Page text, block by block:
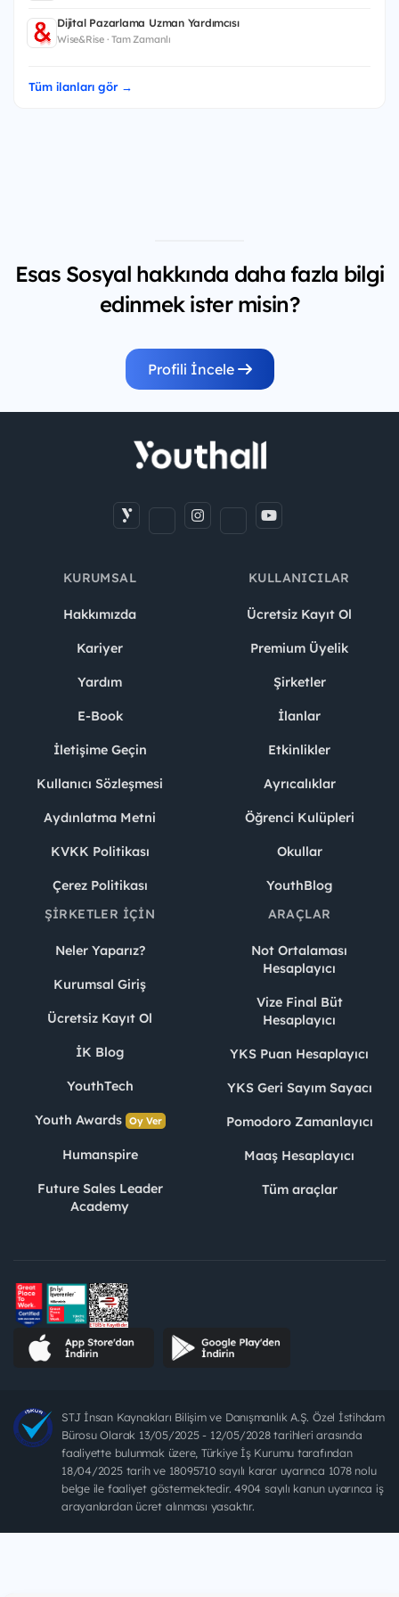
Dijital Pazarlama Uzman Yardımcısı
Wise&Rise · Tam Zamanlı
Tüm ilanları gör →
Esas Sosyal hakkında daha fazla bilgi
edinmek ister misin?
Profili İncele
KURUMSAL
Hakkımızda
Kariyer
Yardım
E-Book
İletişime Geçin
Kullanıcı Sözleşmesi
Aydınlatma Metni
KVKK Politikası
Çerez Politikası
KULLANICILAR
Ücretsiz Kayıt Ol
Premium Üyelik
Şirketler
İlanlar
Etkinlikler
Ayrıcalıklar
Öğrenci Kulüpleri
Okullar
YouthBlog
ŞIRKETLER İÇIN
Neler Yaparız?
Kurumsal Giriş
Ücretsiz Kayıt Ol
İK Blog
YouthTech
Youth Awards Oy Ver
Humanspire
Future Sales Leader
Academy
ARAÇLAR
Not Ortalaması
Hesaplayıcı
Vize Final Büt
Hesaplayıcı
YKS Puan Hesaplayıcı
YKS Geri Sayım Sayacı
Pomodoro Zamanlayıcı
Maaş Hesaplayıcı
Tüm araçlar
STJ İnsan Kaynakları Bilişim ve Danışmanlık A.Ş. Özel İstihdam
Bürosu Olarak 13/05/2025 - 12/05/2028 tarihleri arasında
faaliyette bulunmak üzere, Türkiye İş Kurumu tarafından
18/04/2025 tarih ve 18095710 sayılı karar uyarınca 1078 nolu
belge ile faaliyet göstermektedir. 4904 sayılı kanun uyarınca iş
arayanlardan ücret alınması yasaktır.